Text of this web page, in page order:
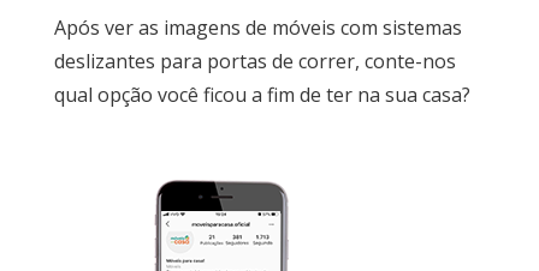
Após ver as imagens de móveis com sistemas
deslizantes para portas de correr, conte-nos
qual opção você ficou a fim de ter na sua casa?